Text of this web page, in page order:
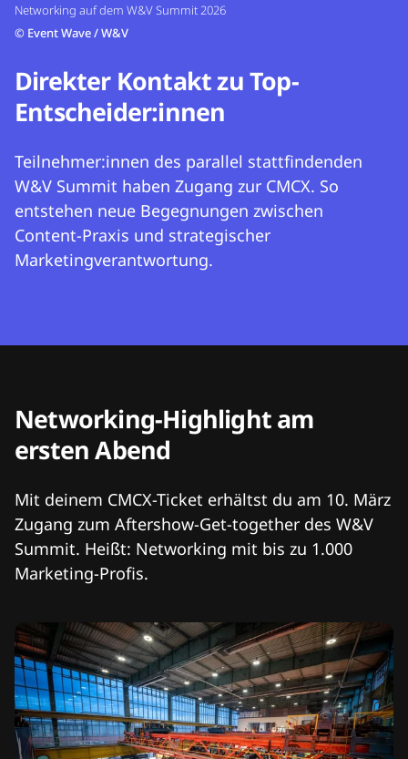
Networking auf dem W&V Summit 2026
© Event Wave / W&V
Direkter Kontakt zu Top-
Entscheider:innen
Teilnehmer:innen des parallel stattfindenden
W&V Summit haben Zugang zur CMCX. So
entstehen neue Begegnungen zwischen
Content-Praxis und strategischer
Marketingverantwortung.
Networking-Highlight am
ersten Abend
Mit deinem CMCX-Ticket erhältst du am 10. März
Zugang zum Aftershow-Get-together des W&V
Summit. Heißt: Networking mit bis zu 1.000
Marketing-Profis.